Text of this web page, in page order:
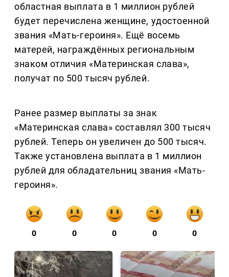
областная выплата в 1 миллион рублей
будет перечислена женщине, удостоенной
звания «Мать-героиня». Ещё восемь
матерей, награждённых региональным
знаком отличия «Материнская слава»,
получат по 500 тысяч рублей.
Ранее размер выплаты за знак
«Материнская слава» составлял 300 тысяч
рублей. Теперь он увеличен до 500 тысяч.
Также установлена выплата в 1 миллион
рублей для обладательниц звания «Мать-
героиня».
0 0 0 0 0